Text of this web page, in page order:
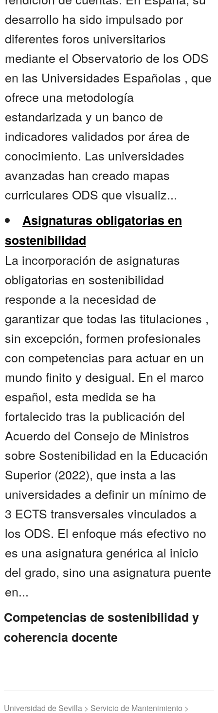
desarrollo ha sido impulsado por
diferentes foros universitarios
mediante el Observatorio de los ODS
en las Universidades Españolas , que
ofrece una metodología
estandarizada y un banco de
indicadores validados por área de
conocimiento. Las universidades
avanzadas han creado mapas
curriculares ODS que visualiz...
Asignaturas obligatorias en
sostenibilidad
La incorporación de asignaturas
obligatorias en sostenibilidad
responde a la necesidad de
garantizar que todas las titulaciones ,
sin excepción, formen profesionales
con competencias para actuar en un
mundo finito y desigual. En el marco
español, esta medida se ha
fortalecido tras la publicación del
Acuerdo del Consejo de Ministros
sobre Sostenibilidad en la Educación
Superior (2022), que insta a las
universidades a definir un mínimo de
3 ECTS transversales vinculados a
los ODS. El enfoque más efectivo no
es una asignatura genérica al inicio
del grado, sino una asignatura puente
en...
Competencias de sostenibilidad y
coherencia docente
Universidad de Sevilla > Servicio de Mantenimiento >